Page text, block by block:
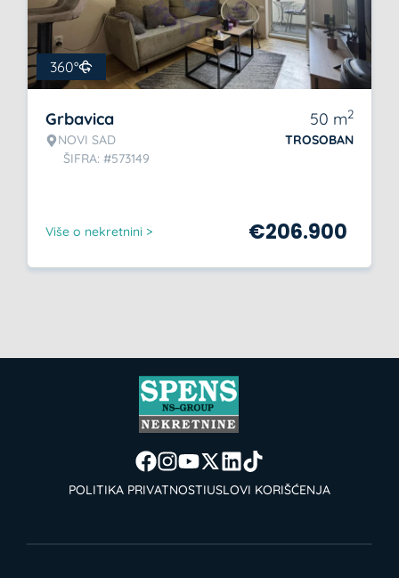
360°
Grbavica
NOVI SAD
ŠIFRA: #573149
50 m2
TROSOBAN
Više o nekretnini > €206.900
POLITIKA PRIVATNOSTIUSLOVI KORIŠĆENJA